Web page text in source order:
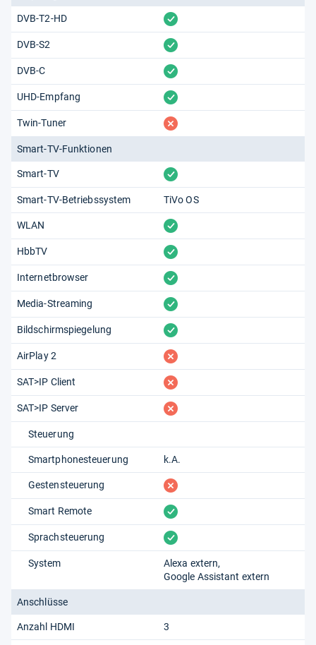
DVB-T2-HD vorhanden
DVB-S2 vorhanden
DVB-C vorhanden
UHD-Empfang vorhanden
Twin-Tuner fehlt
Smart-TV-Funktionen
Smart-TV vorhanden
Smart-TV-Betriebssystem TiVo OS
WLAN vorhanden
HbbTV vorhanden
Internetbrowser vorhanden
Media-Streaming vorhanden
Bildschirmspiegelung vorhanden
AirPlay 2 fehlt
SAT>IP Client fehlt
SAT>IP Server fehlt
Steuerung
Smartphonesteuerung k.A.
Gestensteuerung fehlt
Smart Remote vorhanden
Sprachsteuerung vorhanden
System
Alexa extern
Google Assistant extern
Anschlüsse
Anzahl HDMI 3